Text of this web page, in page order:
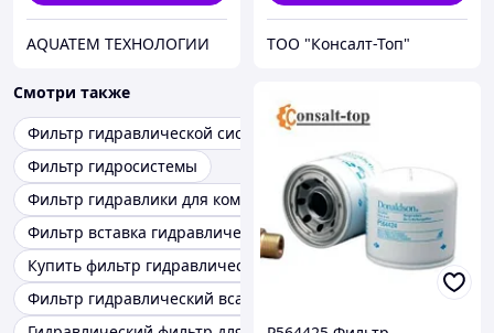
AQUATEM ТЕХНОЛОГИИ ТОО "Консалт-Топ"
Смотри также
Фильтр гидравлической системы 4711728
Фильтр гидросистемы
Фильтр гидравлики для компресора
Фильтр вставка гидравлического фильтра
Купить фильтр гидравлический
Фильтр гидравлический всасывающий